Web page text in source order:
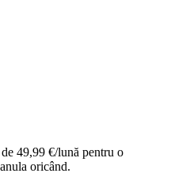
49,99 €/lună pentru o
oricând.